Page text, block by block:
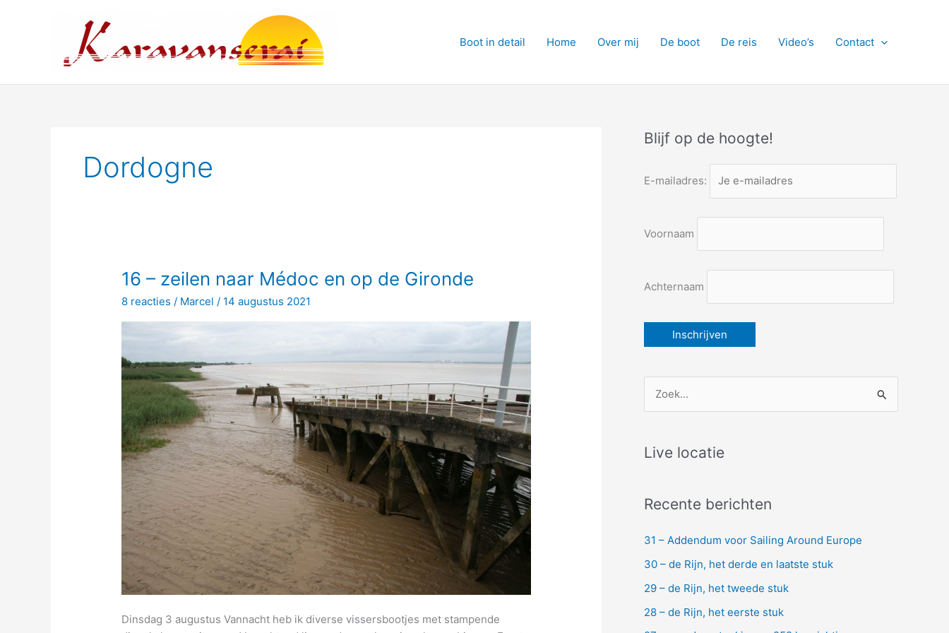
Boot in detail Home Over mij De boot De reis Video’s Contact
Dordogne
16 – zeilen naar Médoc en op de Gironde
8 reacties / Marcel/ 14 augustus 2021
Dinsdag 3 augustus Vannacht heb ik diverse vissersbootjes met stampende
Blijf op de hoogte!
E-mailadres:
Voornaam
Achternaam
k
a
r
Live locatie
Recente berichten
31 – Addendum voor Sailing Around Europe
30 – de Rijn, het derde en laatste stuk
29 – de Rijn, het tweede stuk
28 – de Rijn, het eerste stuk